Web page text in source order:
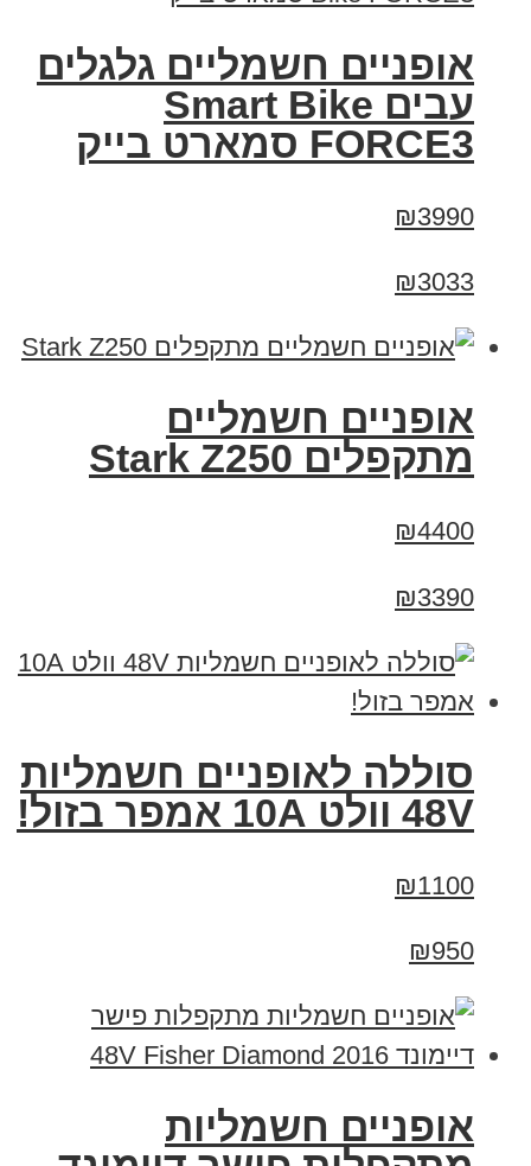
אופניים חשמליים גלגלים
עבים Smart Bike
FORCE3 סמארט בייק
₪3990
₪3033
‏אופניים חשמליים
‏מתקפלים Stark Z250
₪4400
₪3390
סוללה לאופניים חשמליות
48V וולט 10A אמפר בזול!
₪1100
₪950
אופניים חשמליות